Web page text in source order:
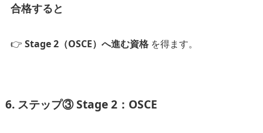
合格すると
👉 Stage 2（OSCE）へ進む資格を得ます。
6. ステップ③ Stage 2：OSCE